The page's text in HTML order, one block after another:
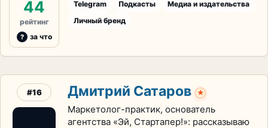
44
рейтинг
за что
Telegram Подкасты
Медиа и издательства
Личный бренд
#16 Дмитрий Сатаров ★
Маркетолог-практик, основатель
агентства «Эй, Стартапер!»: рассказываю